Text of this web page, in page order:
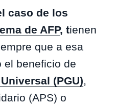
caso de los
de AFP, tienen
que a esa
el beneficio de
(PGU),
(APS) o